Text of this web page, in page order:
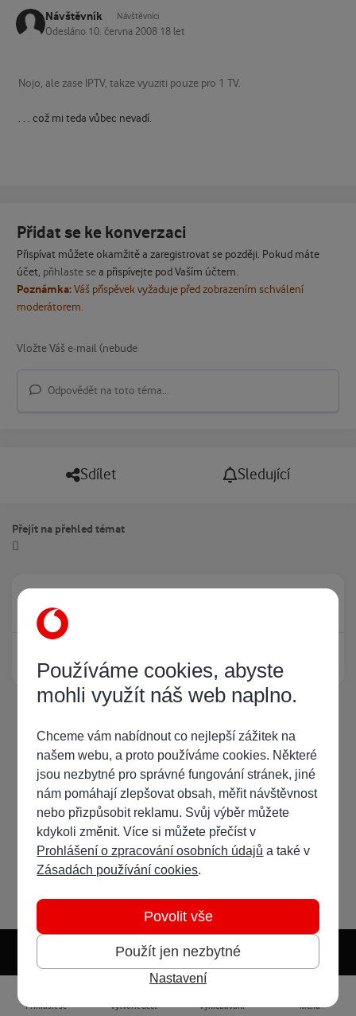
Návštěvník Návštěvníci
Odesláno 10. června 2008 18 let
Nojo, ale zase IPTV, takze vyuziti pouze pro 1 TV.
. . . což mi teda vůbec nevadí.
Přidat se ke konverzaci
Přispívat můžete okamžitě a zaregistrovat se později. Pokud máte
účet, přihlaste sea přispívejte pod Vaším účtem.
Poznámka:Váš příspěvek vyžaduje před zobrazením schválení
moderátorem.
Odpovědět na toto téma...
Sdílet Sledující
Přejít na přehled témat
Žádný registrovaný uživatel si neprohlíží tuto stránku
Světlý režim Předvolba systému
Přihlásit se Vytvořit účet Vyhledávání Menu
Používáme cookies, abyste
mohli využít náš web naplno.
Chceme vám nabídnout co nejlepší zážitek na
našem webu, a proto používáme cookies. Některé
jsou nezbytné pro správné fungování stránek, jiné
nám pomáhají zlepšovat obsah, měřit návštěvnost
nebo přizpůsobit reklamu. Svůj výběr můžete
kdykoli změnit. Více si můžete přečíst v
Prohlášení o zpracování osobních údajů a také v
Zásadách používání cookies.
Použít jen nezbytné
Povolit vše
Nastavení